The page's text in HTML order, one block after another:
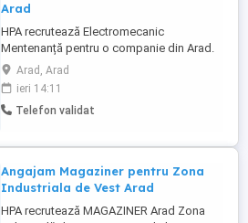
Arad
HPA recrutează Electromecanic
Mentenanță pentru o companie din Arad.
Căutăm un Electromecanic Mentenanță
care să coordoneze activitatea de
mentenanță și să contribuie la buna
funcționare a echipamentelor din cadrul
activității echipei de mentenanță
Asigurarea ...
Arad, Arad
ieri 14:11
Telefon validat
Angajam Magaziner pentru Zona
Industriala de Vest Arad
HPA recrutează MAGAZINER Arad Zona